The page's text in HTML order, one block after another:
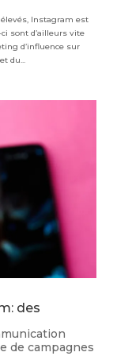
Instagram est
sont d’ailleurs vite
d’influence sur
du...
des
de campagnes